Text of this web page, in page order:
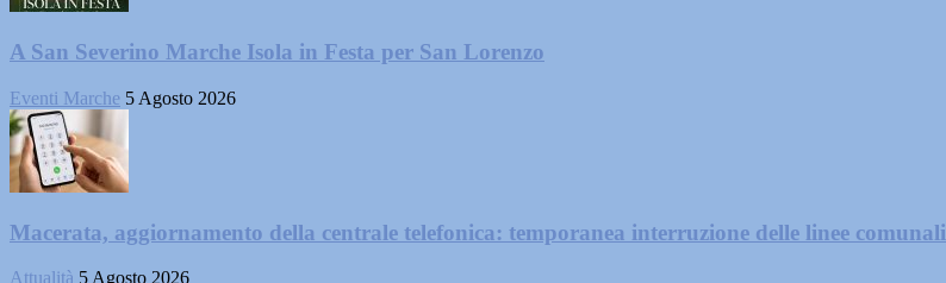
A San Severino Marche Isola in Festa per San Lorenzo
Eventi Marche 5 Agosto 2026
Macerata, aggiornamento della centrale telefonica: temporanea interruzione delle linee comunali
Attualità 5 Agosto 2026